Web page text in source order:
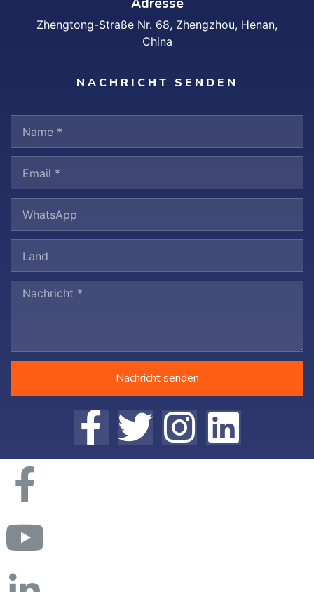
Adresse
Zhengtong-Straße Nr. 68, Zhengzhou, Henan,
China
NACHRICHT SENDEN
Nachricht senden